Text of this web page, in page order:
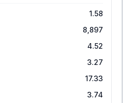
1.58
8,897
4.52
3.27
17.33
3.74